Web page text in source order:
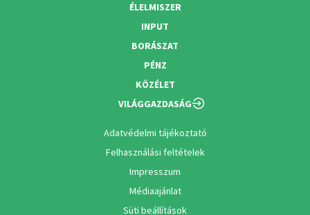
ÉLELMISZER
INPUT
BORÁSZAT
PÉNZ
KÖZÉLET
VILÁGGAZDASÁG
Adatvédelmi tájékoztató
Felhasználási feltételek
Impresszum
Médiaajánlat
Süti beállítások